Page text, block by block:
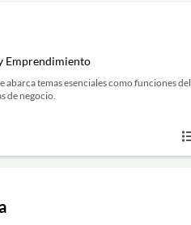
Emprendimiento
temas esenciales como funciones del
de negocio.